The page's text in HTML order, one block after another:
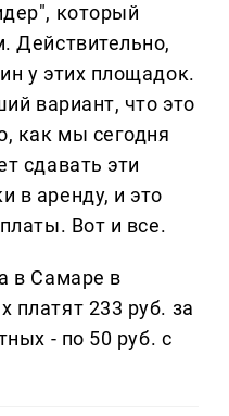
который
Действительно,
у этих площадок.
вариант, что это
как мы сегодня
сдавать эти
в аренду, и это
Вот и все.
в Самаре в
платят 233 руб. за
- по 50 руб. с